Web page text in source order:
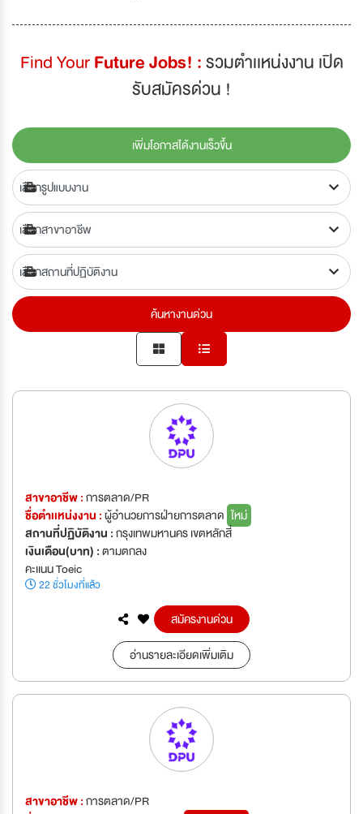
Find YourFuture Jobs! :รวมตำเเหน่งงาน เปิด
รับสมัครด่วน !
เพิ่มโอกาสได้งานเร็วขึ้น
ค้นหางานด่วน
สาขาอาชีพ :การตลาด/PR
ชื่อตำเเหน่งงาน :ผู้อำนวยการฝ่ายการตลาด ใหม่
สถานที่ปฏิบัติงาน :กรุงเทพมหานคร เขตหลักสี่
เงินเดือน(บาท) :ตามตกลง
คะเเนน Toeic
22 ชั่วโมงที่แล้ว
สมัครงานด่วน
อ่านรายละเอียดเพิ่มเติม
สาขาอาชีพ :การตลาด/PR